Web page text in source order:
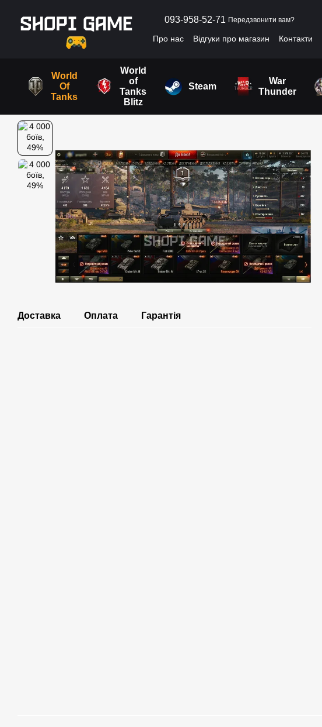
093-958-52-71 Передзвонити вам?
Про нас Відгуки про магазин Контакти
World
Of
Tanks
World
of
Tanks
Blitz
Steam
War
Thunder
Доставка Оплата Гарантія